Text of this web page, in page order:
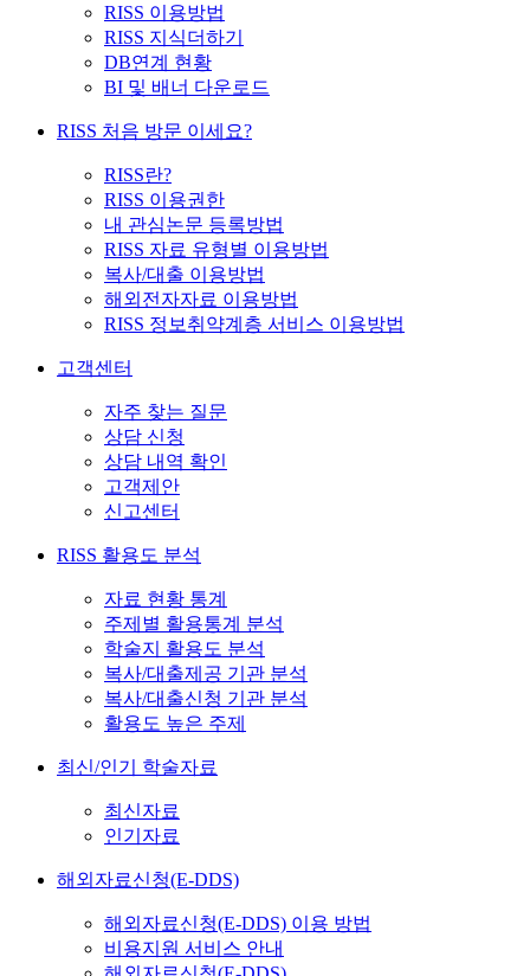
RISS 이용방법
RISS 지식더하기
DB연계 현황
BI 및 배너 다운로드
RISS 처음 방문 이세요?
RISS란?
RISS 이용권한
내 관심논문 등록방법
RISS 자료 유형별 이용방법
복사/대출 이용방법
해외전자자료 이용방법
RISS 정보취약계층 서비스 이용방법
고객센터
자주 찾는 질문
상담 신청
상담 내역 확인
고객제안
신고센터
RISS 활용도 분석
자료 현황 통계
주제별 활용통계 분석
학술지 활용도 분석
복사/대출제공 기관 분석
복사/대출신청 기관 분석
활용도 높은 주제
최신/인기 학술자료
최신자료
인기자료
해외자료신청(E-DDS)
해외자료신청(E-DDS) 이용 방법
비용지원 서비스 안내